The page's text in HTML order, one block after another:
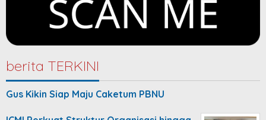
berita TERKINI
Gus Kikin Siap Maju Caketum PBNU